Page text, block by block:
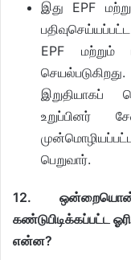
இது EPF
EPF மற்றும்
இறுதியாகப்
உறுப்பினர்
பெறுவார்.
12.
கண்டுபிடிக்கப்பட்ட
என்ன?